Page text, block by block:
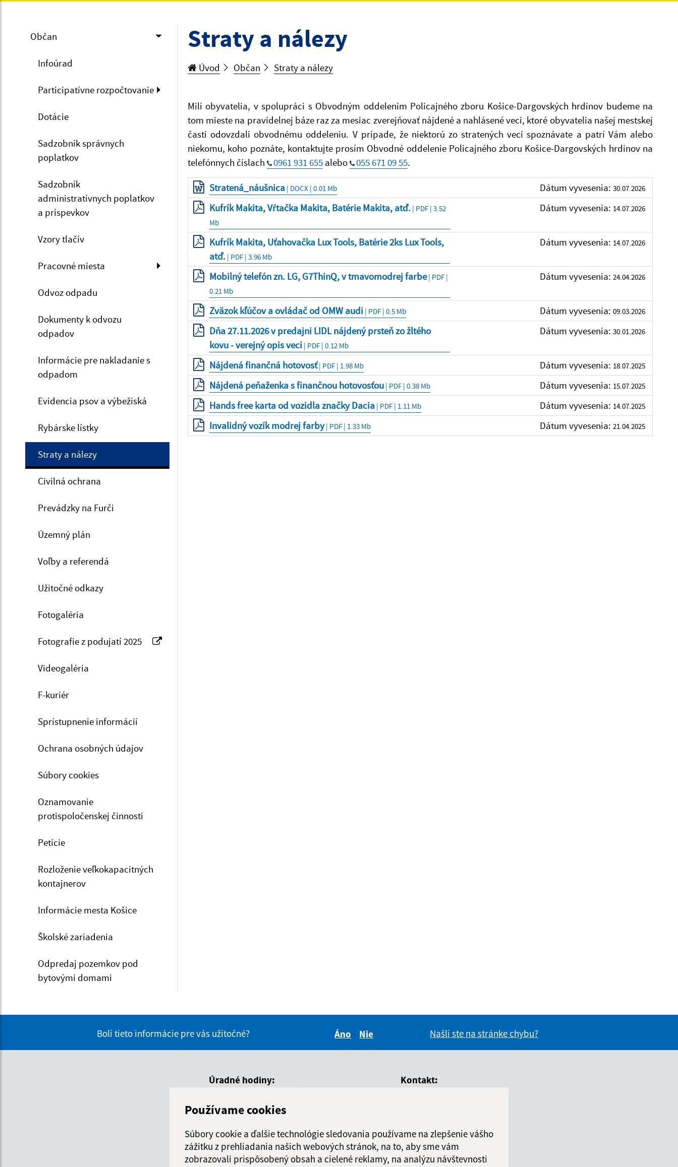
Používame cookies
Súbory cookie a ďalšie technológie sledovania používame na zlepšenie vášho
zážitku z prehliadania našich webových stránok, na to, aby sme vám
zobrazovali prispôsobený obsah a cielené reklamy, na analýzu návštevnosti
Občan
Infoúrad
Participatívne rozpočtovanie
Dotácie
Sadzobník správnych
poplatkov
Sadzobník
administratívnych poplatkov
a príspevkov
Vzory tlačív
Pracovné miesta
Odvoz odpadu
Dokumenty k odvozu
odpadov
Informácie pre nakladanie s
odpadom
Evidencia psov a výbežiská
Rybárske lístky
Straty a nálezy
Civilná ochrana
Prevádzky na Furči
Územný plán
Voľby a referendá
Užitočné odkazy
Fotogaléria
Fotografie z podujatí 2025
Videogaléria
F-kuriér
Sprístupnenie informácií
Ochrana osobných údajov
Súbory cookies
Oznamovanie
protispoločenskej činnosti
Petície
Rozloženie veľkokapacitných
kontajnerov
Informácie mesta Košice
Školské zariadenia
Odpredaj pozemkov pod
bytovými domami
Straty a nálezy
Úvod Občan Straty a nálezy
Milí obyvatelia, v spolupráci s Obvodným oddelením Policajného zboru Košice-Dargovských hrdinov budeme na
tom mieste na pravidelnej báze raz za mesiac zverejňovať nájdené a nahlásené veci, ktoré obyvatelia našej mestskej
časti odovzdali obvodnému oddeleniu. V prípade, že niektorú zo stratených vecí spoznávate a patrí Vám alebo
niekomu, koho poznáte, kontaktujte prosím Obvodné oddelenie Policajného zboru Košice-Dargovských hrdinov na
telefónnych číslach
0961 931 655 alebo 055 671 09 55.
Stratená_náušnica| DOCX | 0.01 Mb Dátum vyvesenia: 30.07.2026
Kufrík Makita, Vŕtačka Makita, Batérie Makita, atď.| PDF | 3.52
Mb
Dátum vyvesenia: 14.07.2026
Kufrík Makita, Uťahovačka Lux Tools, Batérie 2ks Lux Tools,
atď.| PDF | 3.96 Mb
Dátum vyvesenia: 14.07.2026
Mobilný telefón zn. LG, G7ThinQ, v tmavomodrej farbe| PDF |
0.21 Mb
Dátum vyvesenia: 24.04.2026
Zväzok kľúčov a ovládač od OMW audi| PDF | 0.5 Mb Dátum vyvesenia: 09.03.2026
Dňa 27.11.2026 v predajni LIDL nájdený prsteň zo žltého
kovu - verejný opis veci| PDF | 0.12 Mb
Dátum vyvesenia: 30.01.2026
Nájdená finančná hotovosť| PDF | 1.98 Mb Dátum vyvesenia: 18.07.2025
Nájdená peňaženka s finančnou hotovosťou| PDF | 0.38 Mb Dátum vyvesenia: 15.07.2025
Hands free karta od vozidla značky Dacia| PDF | 1.11 Mb Dátum vyvesenia: 14.07.2025
Invalidný vozík modrej farby| PDF | 1.33 Mb Dátum vyvesenia: 21.04.2025
Boli tieto informácie pre vás užitočné?
Áno
Nie
Našli ste na stránke chybu?
Úradné hodiny:
Deň Čas
Pondelok 8.00-12.00, 13.00-14.30
Utorok 8.00-12.00, 13.00-15.00
Kontakt:
040 22 Košice
informatika@kosice-dh.sk